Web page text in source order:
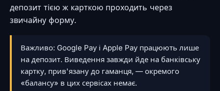
депозит тією ж карткою проходить через
звичайну форму.
Важливо: Google Pay і Apple Pay працюють лише
на депозит. Виведення завжди йде на банківську
картку, прив'язану до гаманця, — окремого
«балансу» в цих сервісах немає.